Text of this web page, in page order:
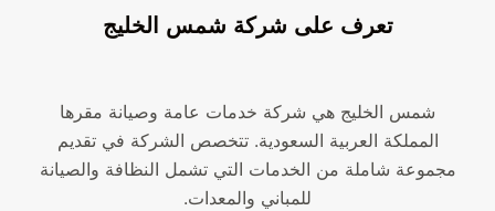
تعرف على شركة شمس الخليج
شمس الخليج هي شركة خدمات عامة وصيانة مقرها
المملكة العربية السعودية. تتخصص الشركة في تقديم
مجموعة شاملة من الخدمات التي تشمل النظافة والصيانة
للمباني والمعدات.